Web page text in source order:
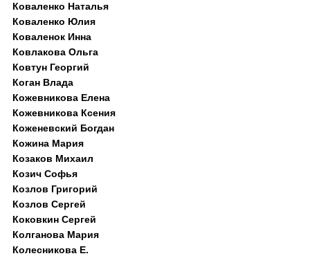
Коваленко Наталья
Коваленко Юлия
Коваленок Инна
Ковлакова Ольга
Ковтун Георгий
Коган Влада
Кожевникова Елена
Кожевникова Ксения
Коженевский Богдан
Кожина Мария
Козаков Михаил
Козич Софья
Козлов Григорий
Козлов Сергей
Коковкин Сергей
Колганова Мария
Колесникова Е.